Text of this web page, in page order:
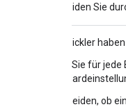
Vermeiden Sie
App-Entwickler
Legen Sie für
Entscheiden, ob